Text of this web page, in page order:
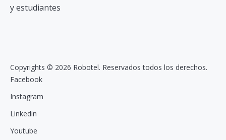
y estudiantes
Copyrights © 2026 Robotel. Reservados todos los derechos.
Facebook
Instagram
Linkedin
Youtube